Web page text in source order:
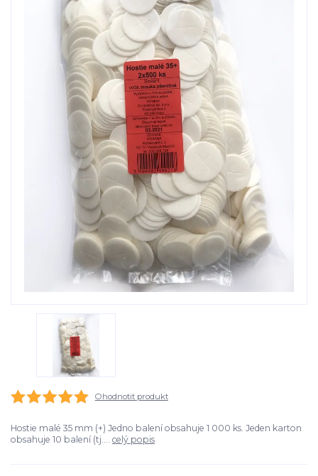
Ohodnotit produkt
Hostie malé 35 mm (+) Jedno balení obsahuje 1 000 ks. Jeden karton
obsahuje 10 balení (tj.... celý popis